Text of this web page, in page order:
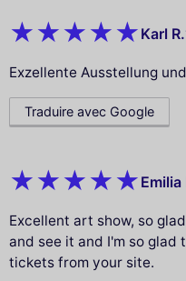
Karl R.
Exzellente Ausstellung
Traduire avec Google
Emilia
Excellent art show, so
and see it and I'm so glad
tickets from your site.